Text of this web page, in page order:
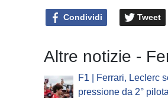
Condividi Tweet
Altre notizie -
F1 | Ferrari, Leclerc
pressione da 2°